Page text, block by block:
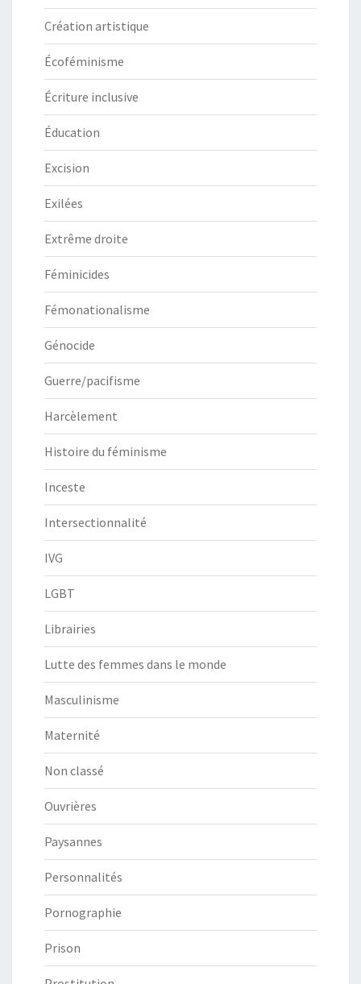
Création artistique
Écoféminisme
Écriture inclusive
Éducation
Excision
Exilées
Extrême droite
Féminicides
Fémonationalisme
Génocide
Guerre/pacifisme
Harcèlement
Histoire du féminisme
Inceste
Intersectionnalité
IVG
LGBT
Librairies
Lutte des femmes dans le monde
Masculinisme
Maternité
Non classé
Ouvrières
Paysannes
Personnalités
Pornographie
Prison